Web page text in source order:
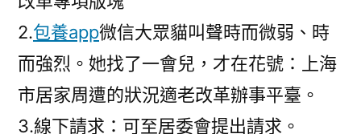
2.包養app微信大眾貓叫聲時而微弱、時
而強烈。她找了一會兒，才在花號：上海
市居家周遭的狀況適老改革辦事平臺。
3.線下請求：可至居委會提出請求。